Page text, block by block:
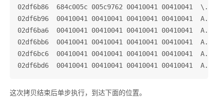
02df6b86  684c005c 005c9762 00410041 00410041
02df6b96  00410041 00410041 00410041 00410041
02df6ba6  00410041 00410041 00410041 00410041
02df6bb6  00410041 00410041 00410041 00410041
02df6bc6  00410041 00410041 00410041 00410041
这次拷贝结束后单步执行，到达下面的位置。